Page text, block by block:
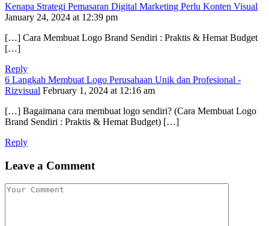
Kenapa Strategi Pemasaran Digital Marketing Perlu Konten Visual
January 24, 2024 at 12:39 pm
[…] Cara Membuat Logo Brand Sendiri : Praktis & Hemat Budget
[…]
Reply
6 Langkah Membuat Logo Perusahaan Unik dan Profesional -
Rizvisual February 1, 2024 at 12:16 am
[…] Bagaimana cara membuat logo sendiri? (Cara Membuat Logo
Brand Sendiri : Praktis & Hemat Budget) […]
Reply
Leave a Comment